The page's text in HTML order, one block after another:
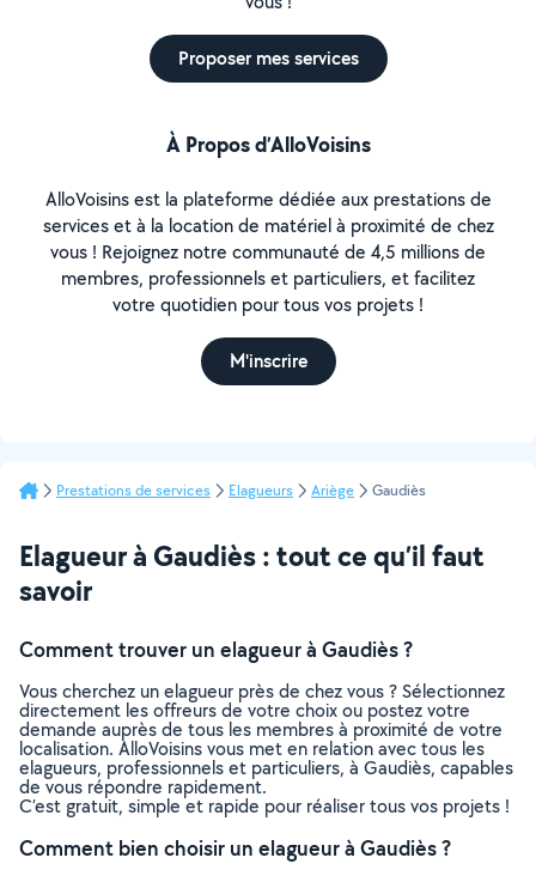
Proposer mes services
À Propos d’AlloVoisins
AlloVoisins est la plateforme dédiée aux prestations de
services et à la location de matériel à proximité de chez
vous ! Rejoignez notre communauté de 4,5 millions de
membres, professionnels et particuliers, et facilitez
votre quotidien pour tous vos projets !
M'inscrire
Prestations de services Elagueurs Ariège Gaudiès
Elagueur à Gaudiès : tout ce qu’il faut
savoir
Comment trouver un elagueur à Gaudiès ?
Vous cherchez un elagueur près de chez vous ? Sélectionnez
directement les offreurs de votre choix ou postez votre
demande auprès de tous les membres à proximité de votre
localisation. AlloVoisins vous met en relation avec tous les
elagueurs, professionnels et particuliers, à Gaudiès, capables
de vous répondre rapidement.
C’est gratuit, simple et rapide pour réaliser tous vos projets !
Comment bien choisir un elagueur à Gaudiès ?